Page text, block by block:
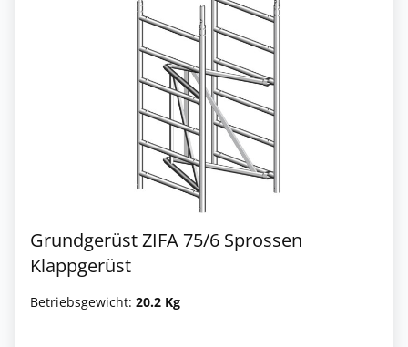
Grundgerüst ZIFA 75/6 Sprossen
Klappgerüst
Betriebsgewicht: 20.2 Kg